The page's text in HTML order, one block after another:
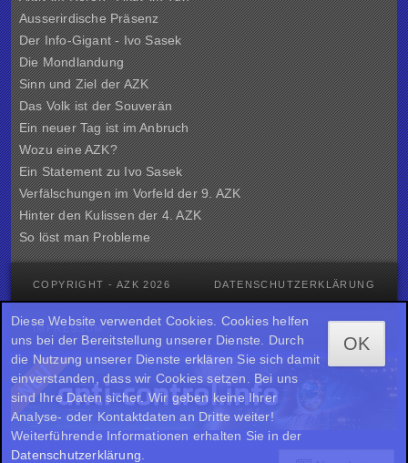
Ausserirdische Präsenz
Der Info-Gigant - Ivo Sasek
Die Mondlandung
Sinn und Ziel derAZK
Das Volk ist der Souverän
Ein neuer Tag ist im Anbruch
Wozu eine AZK?
Ein Statement zu Ivo Sasek
Verfälschungen im Vorfeld der 9. AZK
Hinter den Kulissen der4. AZK
So löst man Probleme
COPYRIGHT - AZK 2026 DATENSCHUTZERKLÄRUNG
IMPRESSUM
Diese Website verwendet Cookies. Cookies helfen
uns bei der Bereitstellung unserer Dienste. Durch
die Nutzung unserer Dienste erklären Sie sich damit
einverstanden, dass wir Cookies setzen. Bei uns
sind Ihre Daten sicher. Wir geben keine Ihrer
Analyse- oder Kontaktdaten an Dritte weiter!
Weiterführende Informationen erhalten Sie in der
Datenschutzerklärung
OK